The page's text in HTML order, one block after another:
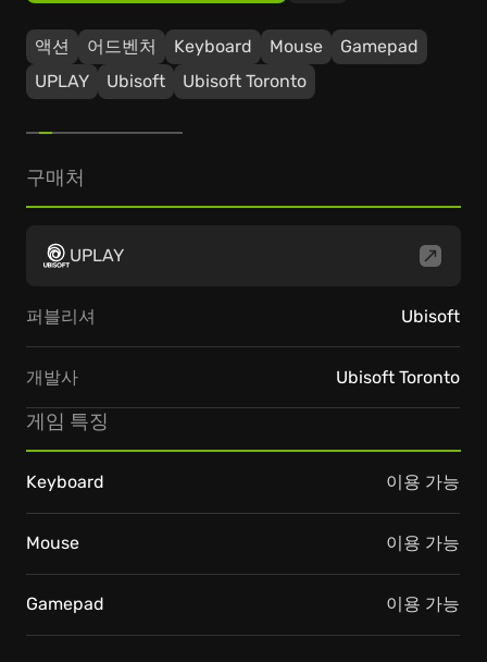
액션 어드벤처 Keyboard Mouse
Gamepad
UPLAY
Ubisoft Ubisoft Toronto
구매처
UPLAY
퍼블리셔 Ubisoft
개발사 Ubisoft Toronto
게임 특징
Keyboard 이용 가능
Mouse 이용 가능
Gamepad 이용 가능